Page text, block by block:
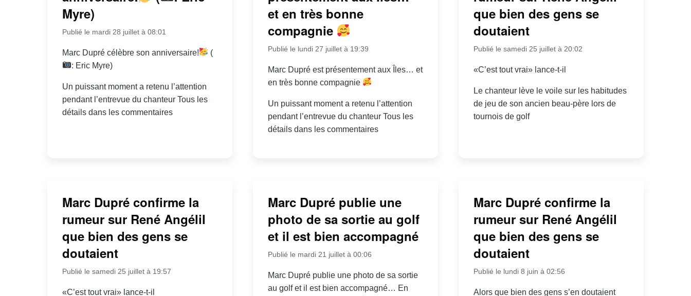
Myre)
Publié le mardi 28 juillet à 08:01
Marc Dupré célèbre son anniversaire!
(
: Eric Myre)
Un puissant moment a retenu l’attention
pendant l’entrevue du chanteur Tous les
détails dans les commentaires
et en très bonne
compagnie
Publié le lundi 27 juillet à 19:39
Marc Dupré est présentement aux Îles… et
en très bonne compagnie
Un puissant moment a retenu l’attention
pendant l’entrevue du chanteur Tous les
détails dans les commentaires
que bien des gens se
doutaient
Publié le samedi 25 juillet à 20:02
«C’est tout vrai» lance-t-il
Le chanteur lève le voile sur les habitudes
de jeu de son ancien beau-père lors de
tournois de golf
Marc Dupré confirme la
rumeur sur René Angélil
que bien des gens se
doutaient
Publié le samedi 25 juillet à 19:57
«C’est tout vrai» lance-t-il
Marc Dupré publie une
photo de sa sortie au golf
et il est bien accompagné
Publié le mardi 21 juillet à 00:06
Marc Dupré publie une photo de sa sortie
au golf et il est bien accompagné… En
Marc Dupré confirme la
rumeur sur René Angélil
que bien des gens se
doutaient
Publié le lundi 8 juin à 02:56
Alors que bien des gens s’en doutaient